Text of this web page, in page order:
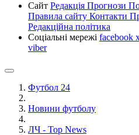
Сайт Редакція Прогнози
Правила сайту Контакти
Редакційна політика
Соціальні мережі facebook
viber
Футбол 24
Новини футболу
ЛЧ - Top News